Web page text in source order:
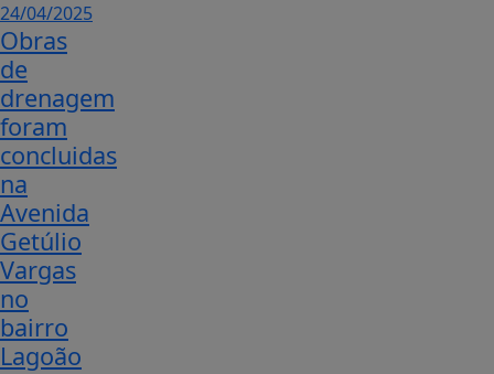
24/04/2025
Obras
de
drenagem
foram
concluidas
na
Avenida
Getúlio
Vargas
no
bairro
Lagoão